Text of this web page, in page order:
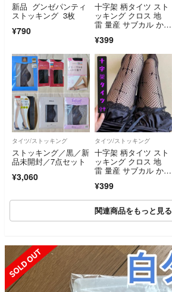
新品 グンゼパンティ
ストッキング 3枚
¥790
十字架 柄タイツ スト
ッキング クロス 地
雷 量産 サブカル かわ
¥399
タイツ/ストッキング
ストッキング／黒／新
品未開封／7点セット
¥3,060
タイツ/ストッキング
十字架 柄タイツ スト
ッキング クロス 地
雷 量産 サブカル かわ
¥399
関連商品をもっと見る
SOLD OUT